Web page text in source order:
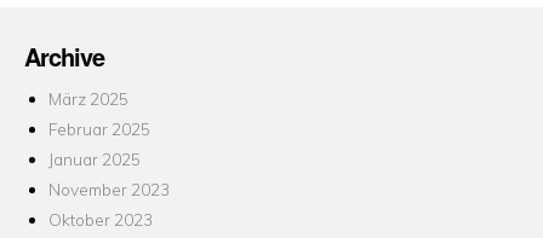
Archive
März 2025
Februar 2025
Januar 2025
November 2023
Oktober 2023